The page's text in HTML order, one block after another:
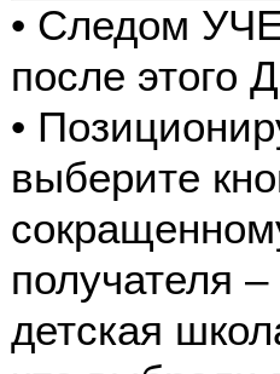
• Следом
после
•
выберите
получателя
детская